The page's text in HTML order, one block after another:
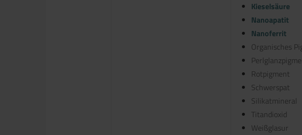
Kieselsäure
Nanoapatit
Nanoferrit
Organisches
Rotpigment
Schwerspat
Silikatmineral
Titandioxid
Weißglasur